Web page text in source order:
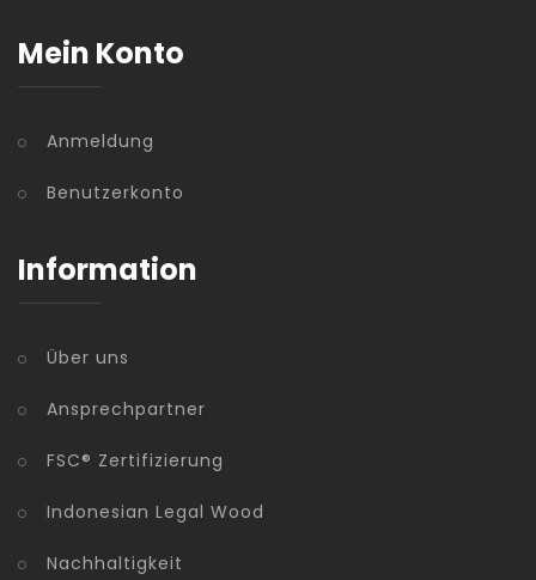
Mein Konto
Anmeldung
Benutzerkonto
Information
Über uns
Ansprechpartner
FSC® Zertifizierung
Indonesian Legal Wood
Nachhaltigkeit